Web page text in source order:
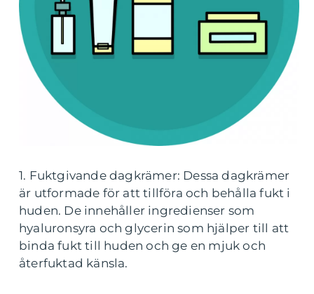
1. Fuktgivande dagkrämer: Dessa dagkrämer
är utformade för att tillföra och behålla fukt i
huden. De innehåller ingredienser som
hyaluronsyra och glycerin som hjälper till att
binda fukt till huden och ge en mjuk och
återfuktad känsla.